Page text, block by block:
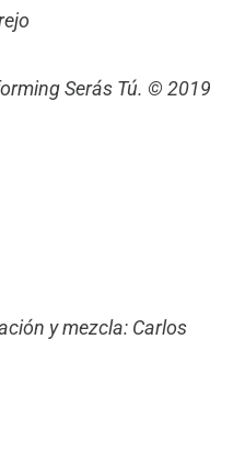
Serás Tú. © 2019
y mezcla: Carlos